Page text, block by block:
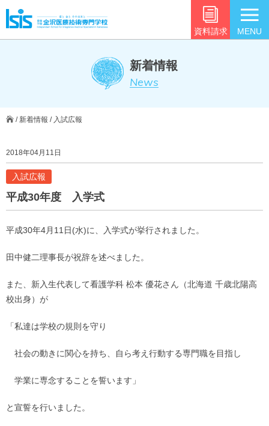
資料請求 MENU
新着情報
News
/ 新着情報 / 入試広報
2018年04月11日
入試広報
平成30年度 入学式
平成30年4月11日(水)に、入学式が挙行されました。
田中健二理事長が祝辞を述べました。
また、新入生代表して看護学科 松本 優花さん（北海道 千歳北陽高
校出身）が
「私達は学校の規則を守り
社会の動きに関心を持ち、自ら考え行動する専門職を目指し
学業に専念することを誓います」
と宣誓を行いました。